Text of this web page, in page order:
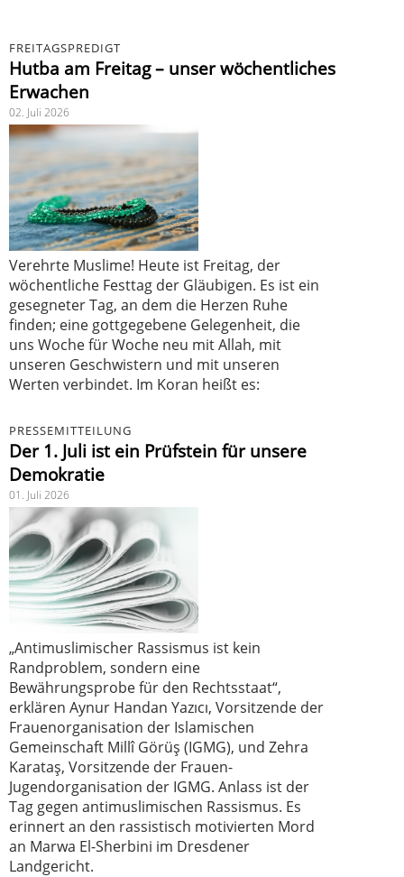
FREITAGSPREDIGT
Hutba am Freitag – unser wöchentliches
Erwachen
02. Juli 2026
Verehrte Muslime! Heute ist Freitag, der
wöchentliche Festtag der Gläubigen. Es ist ein
gesegneter Tag, an dem die Herzen Ruhe
finden; eine gottgegebene Gelegenheit, die
uns Woche für Woche neu mit Allah, mit
unseren Geschwistern und mit unseren
Werten verbindet. Im Koran heißt es:
PRESSEMITTEILUNG
Der 1. Juli ist ein Prüfstein für unsere
Demokratie
01. Juli 2026
„Antimuslimischer Rassismus ist kein
Randproblem, sondern eine
Bewährungsprobe für den Rechtsstaat“,
erklären Aynur Handan Yazıcı, Vorsitzende der
Frauenorganisation der Islamischen
Gemeinschaft Millî Görüş (IGMG), und Zehra
Karataş, Vorsitzende der Frauen-
Jugendorganisation der IGMG. Anlass ist der
Tag gegen antimuslimischen Rassismus. Es
erinnert an den rassistisch motivierten Mord
an Marwa El-Sherbini im Dresdener
Landgericht.